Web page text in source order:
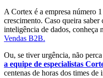
A Cortex é a empresa número
crescimento. Caso queira
inteligência de dados, conheça
Vendas B2B.
Ou, se tiver urgência, não
a equipe de especialistas
centenas de horas dos times de